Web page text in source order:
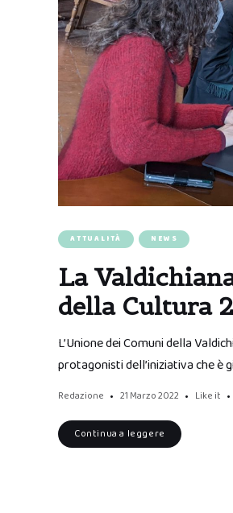
ATTUALITÀ NEWS
La
della Cultura
L’Unione dei Comuni della
protagonisti dell’iniziativa che è
Redazione 21 Marzo 2022 Like it
Continua a leggere